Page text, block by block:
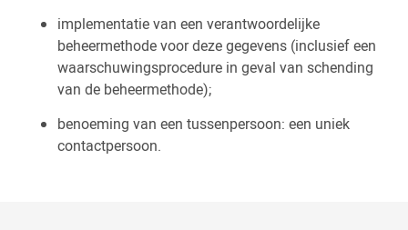
implementatie van een verantwoordelijke
beheermethode voor deze gegevens (inclusief een
waarschuwingsprocedure in geval van schending
van de beheermethode);
benoeming van een tussenpersoon: een uniek
contactpersoon.